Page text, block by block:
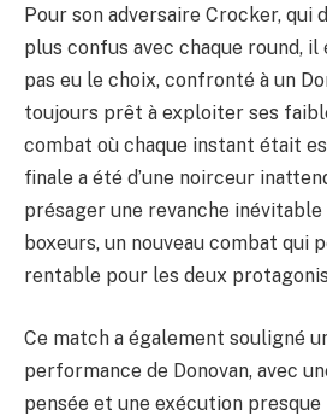
Pour son adversaire Crocker, qui
plus confus avec chaque round, il
pas eu le choix, confronté à un
toujours prêt à exploiter ses
combat où chaque instant était
finale a été d’une noirceur
présager une revanche
boxeurs, un nouveau combat qui
rentable pour les deux
Ce match a également souligné
performance de Donovan, avec
pensée et une exécution